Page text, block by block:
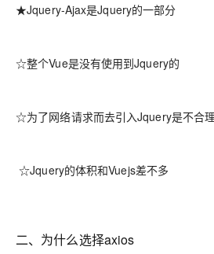
★Jquery-Ajax是Jquery的一部分
☆整个Vue是没有使用到Jquery的
☆为了网络请求而去引入Jquery是不合
☆Jquery的体积和Vuejs差不多
二、为什么选择axios